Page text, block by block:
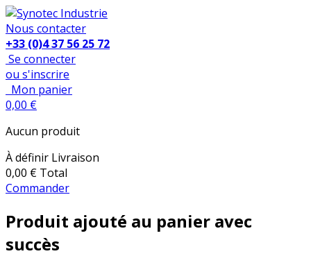
Nous contacter
+33 (0)4 37 56 25 72
Se connecter
ou s'inscrire
Mon panier
0,00 €
Aucun produit
À définir Livraison
0,00 € Total
Commander
Produit ajouté au panier avec
succès